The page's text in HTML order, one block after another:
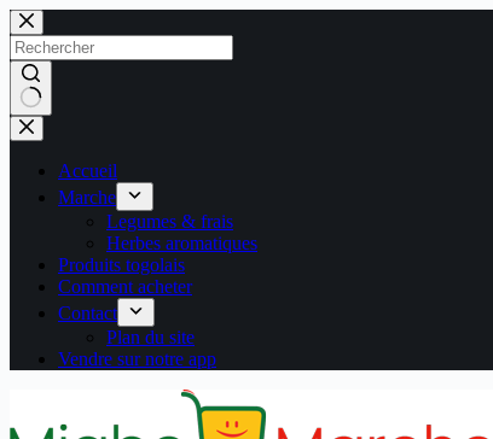
Passer
au
contenu
Aucun
résultat
Accueil
Marche
Legumes & frais
Herbes aromatiques
Produits togolais
Comment acheter
Contact
Plan du site
Vendre sur notre app